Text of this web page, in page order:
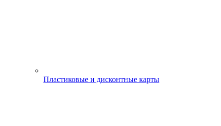
Пластиковые и дисконтные карты